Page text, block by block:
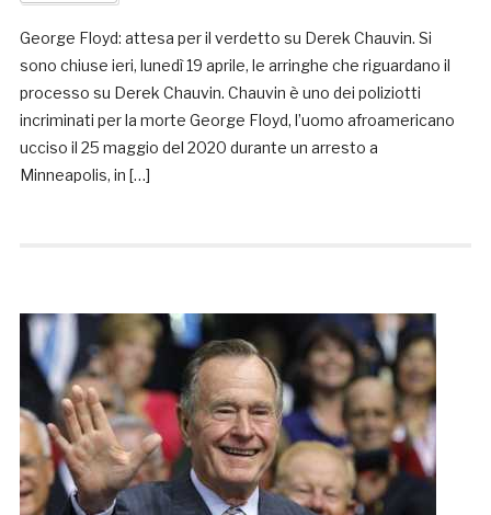
George Floyd: attesa per il verdetto su Derek Chauvin. Si
sono chiuse ieri, lunedì 19 aprile, le arringhe che riguardano il
processo su Derek Chauvin. Chauvin è uno dei poliziotti
incriminati per la morte George Floyd, l’uomo afroamericano
ucciso il 25 maggio del 2020 durante un arresto a
Minneapolis, in […]